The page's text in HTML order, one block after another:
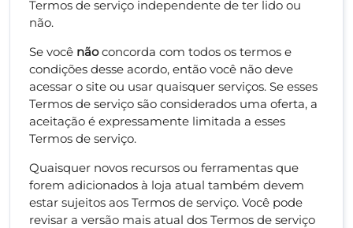
Termos de serviço independente de ter lido ou
não.
Se você nãoconcorda com todos os termos e
condições desse acordo, então você não deve
acessar o site ou usar quaisquer serviços. Se esses
Termos de serviço são considerados uma oferta, a
aceitação é expressamente limitada a esses
Termos de serviço.
Quaisquer novos recursos ou ferramentas que
forem adicionados à loja atual também devem
estar sujeitos aos Termos de serviço. Você pode
revisar a versão mais atual dos Termos de serviço